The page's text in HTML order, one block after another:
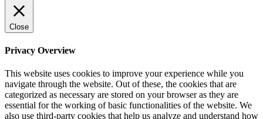
Close
Privacy Overview
This website uses cookies to improve your experience while you
navigate through the website. Out of these, the cookies that are
categorized as necessary are stored on your browser as they are
essential for the working of basic functionalities of the website. We
also use third-party cookies that help us analyze and understand how